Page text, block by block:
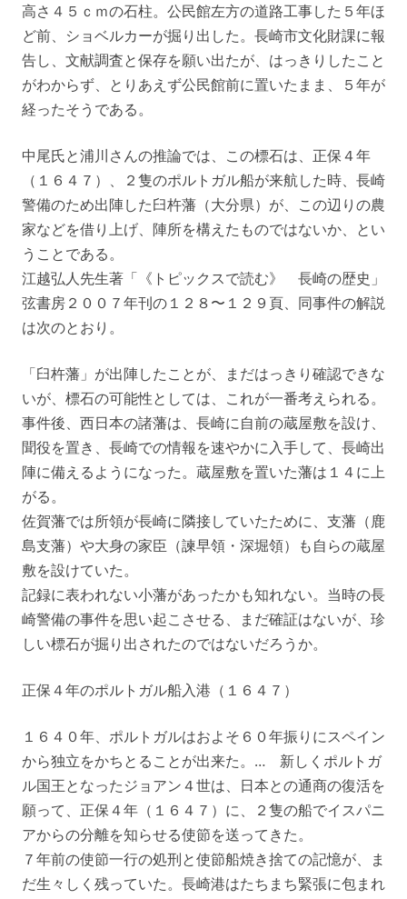
高さ４５ｃｍの石柱。公民館左方の道路工事した５年ほ
ど前、ショベルカーが掘り出した。長崎市文化財課に報
告し、文献調査と保存を願い出たが、はっきりしたこと
がわからず、とりあえず公民館前に置いたまま、５年が
経ったそうである。
中尾氏と浦川さんの推論では、この標石は、正保４年
（１６４７）、２隻のポルトガル船が来航した時、長崎
警備のため出陣した臼杵藩（大分県）が、この辺りの農
家などを借り上げ、陣所を構えたものではないか、とい
うことである。
江越弘人先生著「《トピックスで読む》 長崎の歴史」
弦書房２００７年刊の１２８〜１２９頁、同事件の解説
は次のとおり。
「臼杵藩」が出陣したことが、まだはっきり確認できな
いが、標石の可能性としては、これが一番考えられる。
事件後、西日本の諸藩は、長崎に自前の蔵屋敷を設け、
聞役を置き、長崎での情報を速やかに入手して、長崎出
陣に備えるようになった。蔵屋敷を置いた藩は１４に上
がる。
佐賀藩では所領が長崎に隣接していたために、支藩（鹿
島支藩）や大身の家臣（諫早領・深堀領）も自らの蔵屋
敷を設けていた。
記録に表われない小藩があったかも知れない。当時の長
崎警備の事件を思い起こさせる、まだ確証はないが、珍
しい標石が掘り出されたのではないだろうか。
正保４年のポルトガル船入港（１６４７）
１６４０年、ポルトガルはおよそ６０年振りにスペイン
から独立をかちとることが出来た。… 新しくポルトガ
ル国王となったジョアン４世は、日本との通商の復活を
願って、正保４年（１６４７）に、２隻の船でイスパニ
アからの分離を知らせる使節を送ってきた。
７年前の使節一行の処刑と使節船焼き捨ての記憶が、ま
だ生々しく残っていた。長崎港はたちまち緊張に包まれ